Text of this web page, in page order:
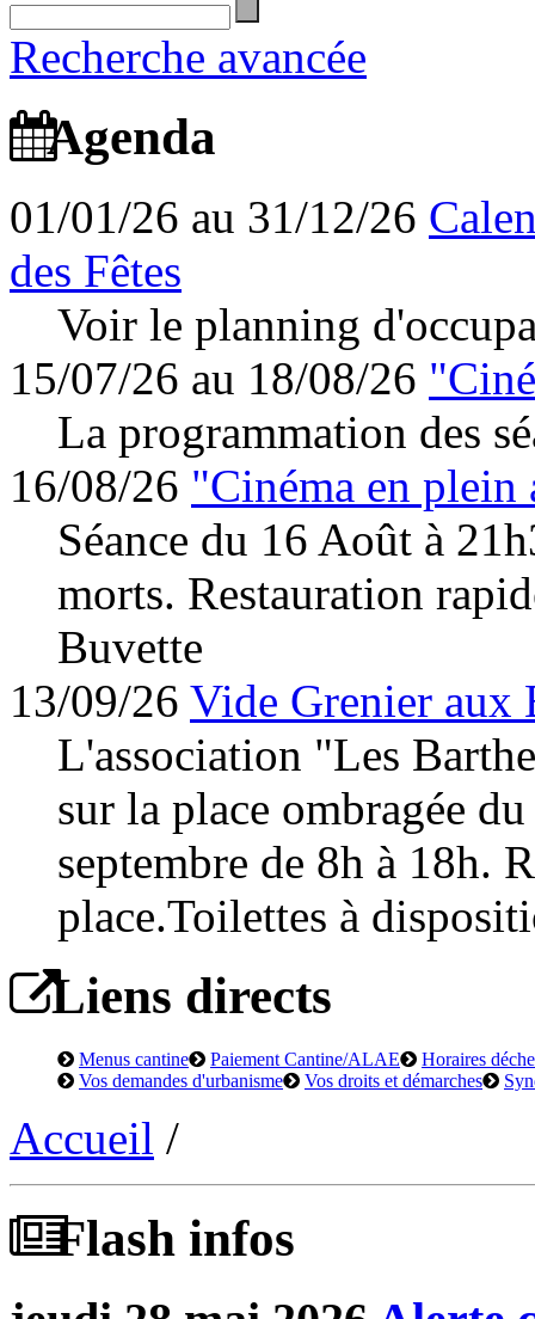
Recherche avancée
Agenda
01/01/26 au 31/12/26
des Fêtes
Voir le planning
15/07/26 au 18/08/26
La programmation des
16/08/26 "Cinéma en plein
Séance du 16 Août à
morts. Restauration
Buvette
13/09/26 Vide Grenier aux
L'association "Les
sur la place ombragée
septembre de 8h à 18h.
place.Toilettes à
Liens directs
Menus cantine Paiement Cantine/ALAE
Horaires
Vos demandes d'urbanisme
Vos droits et démarches
Accueil /
Flash infos